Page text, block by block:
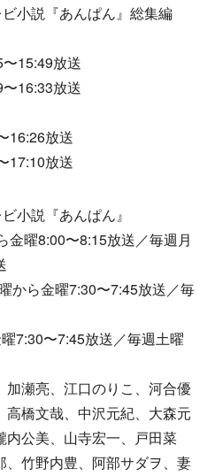
小説『あんぱん』総集編
15:49放送
16:33放送
16:26放送
17:10放送
小説『あんぱん』
金曜8:00〜8:15放送／毎週月
から金曜7:30〜7:45放送／毎
7:30〜7:45放送／毎週土曜
瀬亮、江口のりこ、河合優
橋文哉、中沢元紀、大森元
公美、山寺宏一、戸田菜
竹野内豊、阿部サダヲ、妻